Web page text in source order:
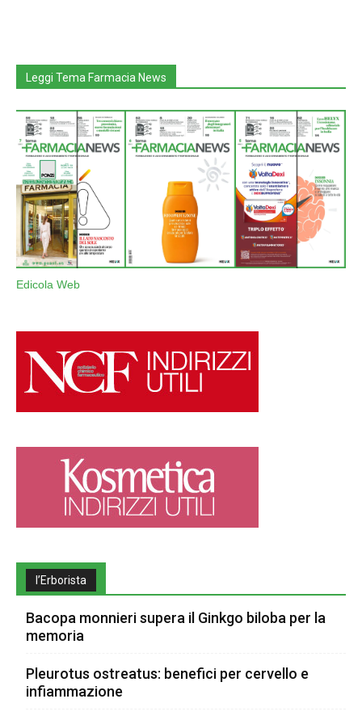
Leggi Tema Farmacia News
Edicola Web
l’Erborista
Bacopa monnieri supera il Ginkgo biloba per la
memoria
Pleurotus ostreatus: benefici per cervello e
infiammazione